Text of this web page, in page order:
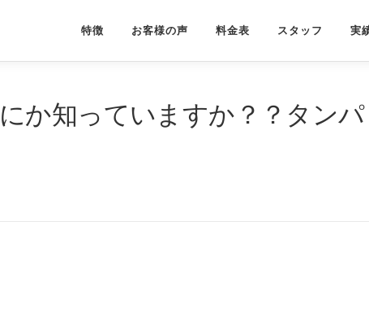
特徴 お客様の声 料金表 スタッフ 実
か知っていますか？？タンパ